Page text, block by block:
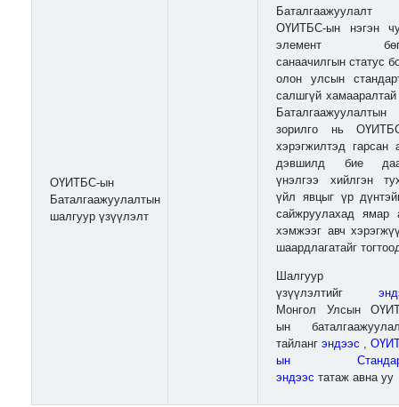
ОҮИТБС-ын
Баталгаажуулалтын
шалгуур үзүүлэлт
ОҮИТБС-ын нэгэн
элемент
санаачилгын статус
олон улсын
салшгүй
Баталгаажуулалтын
зорилго нь
хэрэгжилтэд гарсан
дэвшилд бие
үнэлгээ хийлгэн
үйл явцыг үр
сайжруулахад ямар
хэмжээг авч
шаардлагатайг
Шалгуур
үзүүлэлтийг
Монгол Улсын
ын
тайлангэндээс ,
ын
эндээс татаж авна уу